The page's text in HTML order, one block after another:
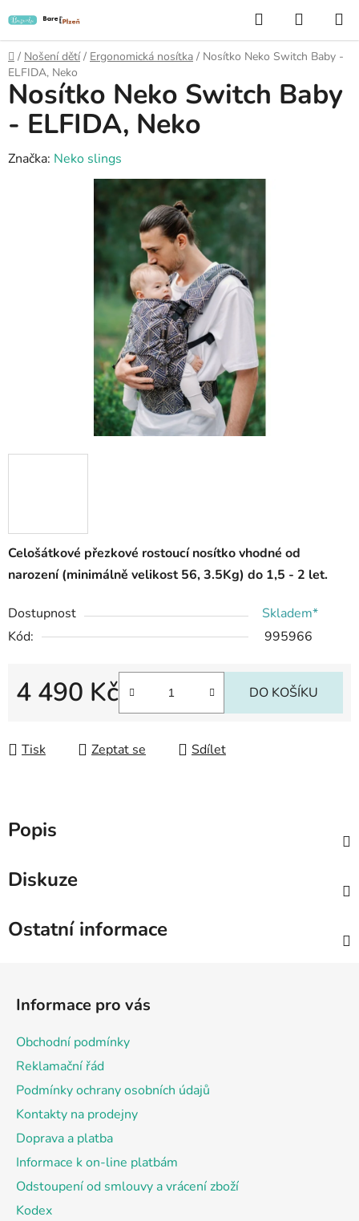
na
obsah
Hledat
KOŠÍK
Domů
/ Nošení dětí / Ergonomická nosítka / Nosítko Neko Switch Baby -
ELFIDA, Neko
Celošátkové přezkové rostoucí nosítko vhodné od
narození (minimálně velikost 56, 3.5Kg) do 1,5 - 2 let.
Dostupnost
Skladem*
Kód:
995966
4 490 Kč DO KOŠÍKU
Tisk Zeptat se Sdílet
Nosítko Neko Switch Baby
- ELFIDA, Neko
Značka: Neko slings
Popis
Diskuze
Ostatní informace
Informace pro vás
Obchodní podmínky
Reklamační řád
Podmínky ochrany osobních údajů
Kontakty na prodejny
Doprava a platba
Informace k on-line platbám
Odstoupení od smlouvy a vrácení zboží
Kodex